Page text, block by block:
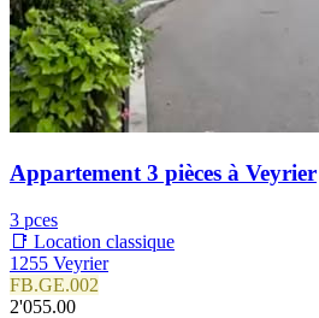
Appartement 3 pièces à Veyrier
3 pces
📑 Location classique
1255 Veyrier
FB.GE.002
2'055.00